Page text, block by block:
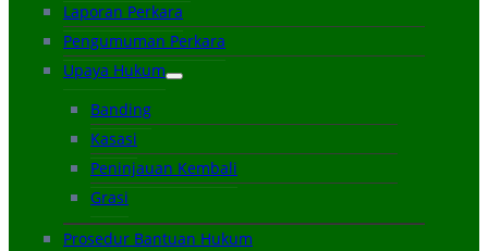
Laporan Perkara
Pengumuman Perkara
Upaya Hukum
Banding
Kasasi
Peninjauan Kembali
Grasi
Prosedur Bantuan Hukum